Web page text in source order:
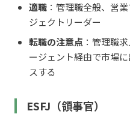
適職 ：管理職全般、営
ジェクトリーダー
転職の注意点 ：管理職
ージェント経由で市場
スする
ESFJ（領事官）